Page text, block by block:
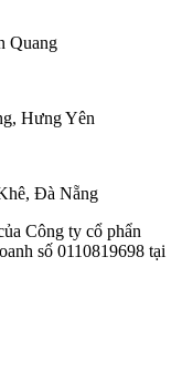
Quang
Hưng Yên
Đà Nẵng
Công ty cổ phẩn
số 0110819698 tại